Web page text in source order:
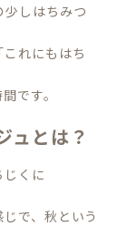
少しはちみつ
これにもはち
です。
ュとは？
くに
で、秋という